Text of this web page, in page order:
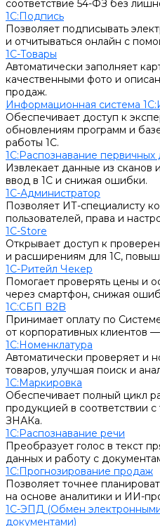
соответствие 54-ФЗ без
1С:Подпись
Позволяет подписывать
и отчитываться онлайн с
1С-Товары
Автоматически заполняет
качественными фото и
продаж.
Информационная система
Обеспечивает доступ к
обновлениям программ и
работы 1С.
1С:Распознавание первичных
Извлекает данные из сканов
ввод в 1С и снижая ошибки.
1С-Администратор
Позволяет ИТ-специалисту
пользователей, права и
1С-Store
Открывает доступ к
и расширениям для 1С,
1С-Ритейл Чекер
Помогает проверять цены и
через смартфон, снижая
1С:СБП B2B
Принимает оплату по
от корпоративных клиентов
1С:Номенклатура
Автоматически проверяет и
товаров, улучшая поиск и
1С:Маркировка
Обеспечивает полный цикл
продукцией в соответствии
ЗНАКа.
1С:Распознавание речи
Преобразует голос в текст
данных и работу с
1С:Прогнозирование продаж
Позволяет точнее
на основе аналитики и ИИ-
1С-ЭПД (Обмен
документами)